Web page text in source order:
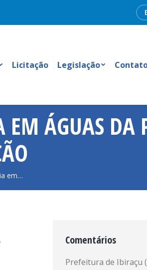
Licitação Legislação
ÁGUAS DA
em…
Comentários
Prefeitura de Ibiraçu